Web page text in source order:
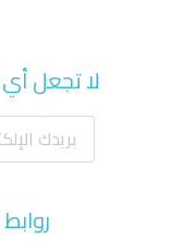
لا تجعل